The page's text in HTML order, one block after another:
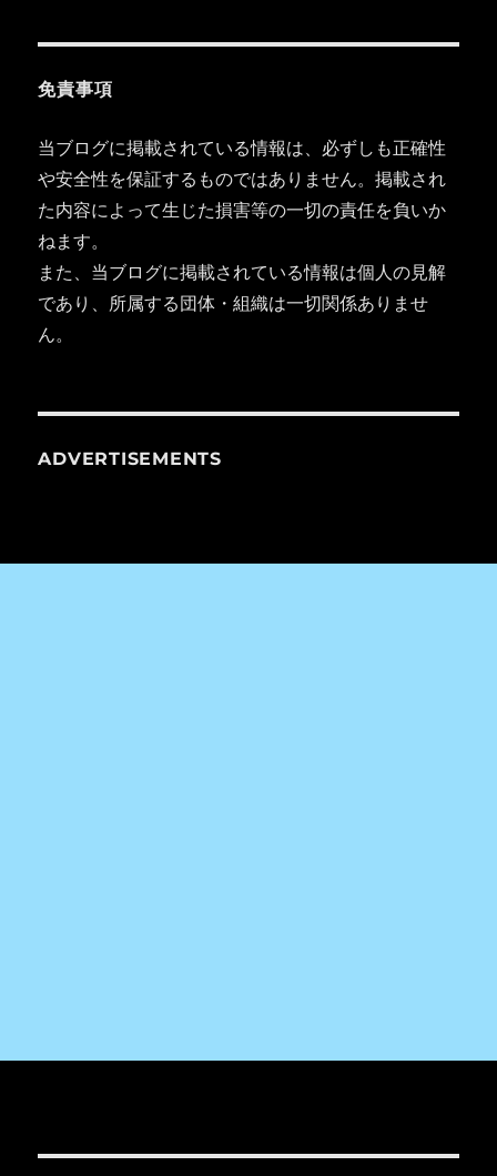
免責事項
当ブログに掲載されている情報は、必ずしも正確性
や安全性を保証するものではありません。掲載され
た内容によって生じた損害等の一切の責任を負いか
ねます。
また、当ブログに掲載されている情報は個人の見解
であり、所属する団体・組織は一切関係ありませ
ん。
ADVERTISEMENTS